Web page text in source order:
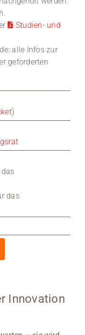
Studien- und
alle Infos zur
geforderten
)
das
Innovation